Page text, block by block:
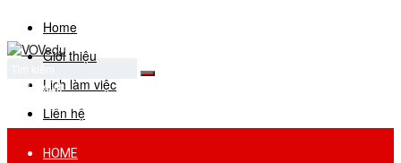
Home
Giới thiệu
Lịch làm việc
Liên hệ
No Result
View All Result
HOME